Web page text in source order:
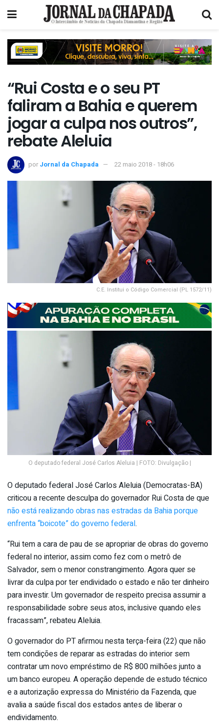
“Rui Costa e o seu PT
faliram a Bahia e querem
jogar a culpa nos outros”,
rebate Aleluia
por Jornal da Chapada 22 maio 2018 - 18h06
C.E. Institui o Código Comercial (PL 1572/11)
O deputado federal José Carlos Aleluia | FOTO: Divulgação |
O deputado federal José Carlos Aleluia (Democratas-BA)
criticou a recente desculpa do governador Rui Costa de que
não está realizando obras nas estradas da Bahia porque
enfrenta “boicote” do governo federal.
“Rui tem a cara de pau de se apropriar de obras do governo
federal no interior, assim como fez com o metrô de
Salvador, sem o menor constrangimento. Agora quer se
livrar da culpa por ter endividado o estado e não ter dinheiro
para investir. Um governador de respeito precisa assumir a
responsabilidade sobre seus atos, inclusive quando eles
fracassam”, rebateu Aleluia.
O governador do PT afirmou nesta terça-feira (22) que não
tem condições de reparar as estradas do interior sem
contratar um novo empréstimo de R$ 800 milhões junto a
um banco europeu. A operação depende de estudo técnico
e a autorização expressa do Ministério da Fazenda, que
avalia a saúde fiscal dos estados antes de liberar o
endividamento.